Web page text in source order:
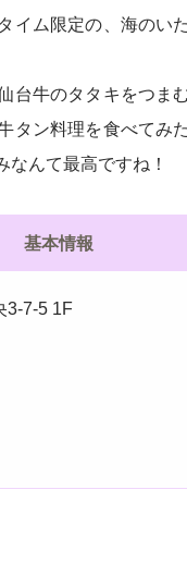
イム限定の、海のい
台牛のタタキをつま
タン料理を食べてみ
んて最高ですね！
基本情報
3-7-5 1F